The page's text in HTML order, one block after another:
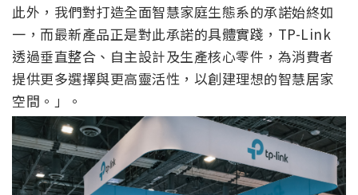
此外，我們對打造全面智慧家庭生態系的承諾始終如
一，而最新產品正是對此承諾的具體實踐，TP-Link
透過垂直整合、自主設計及生產核心零件，為消費者
提供更多選擇與更高靈活性，以創建理想的智慧居家
空間。」。